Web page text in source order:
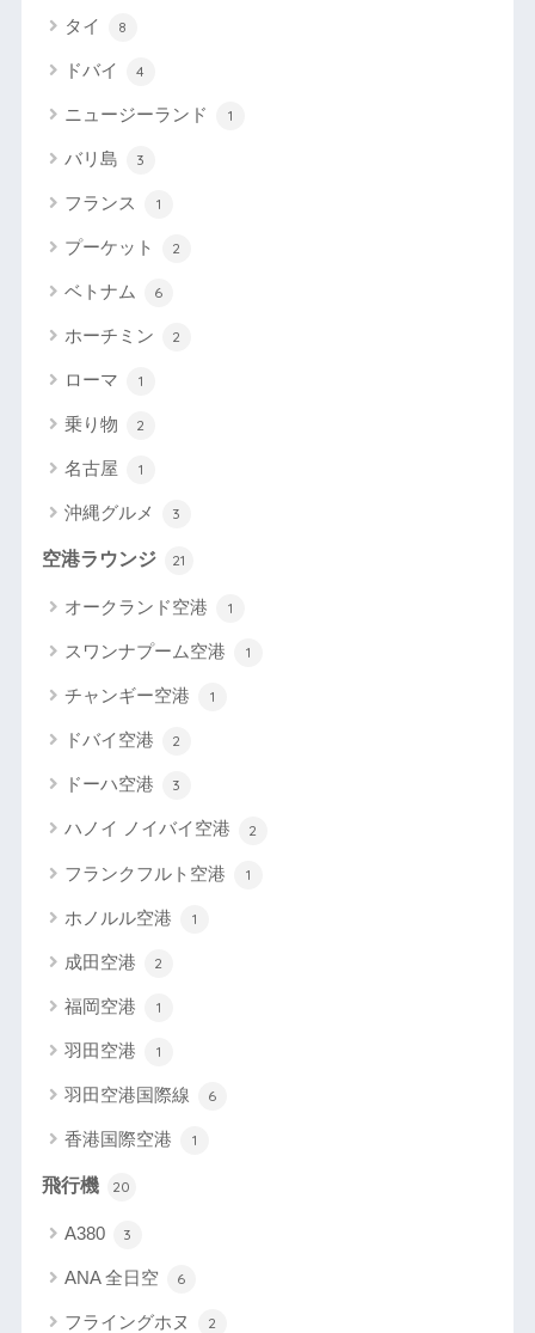
タイ 8
ドバイ 4
ニュージーランド 1
バリ島 3
フランス 1
プーケット 2
ベトナム 6
ホーチミン 2
ローマ 1
乗り物 2
名古屋 1
沖縄グルメ 3
空港ラウンジ 21
オークランド空港 1
スワンナプーム空港 1
チャンギー空港 1
ドバイ空港 2
ドーハ空港 3
ハノイ ノイバイ空港 2
フランクフルト空港 1
ホノルル空港 1
成田空港 2
福岡空港 1
羽田空港 1
羽田空港国際線 6
香港国際空港 1
飛行機 20
A380 3
ANA 全日空 6
フライングホヌ 2